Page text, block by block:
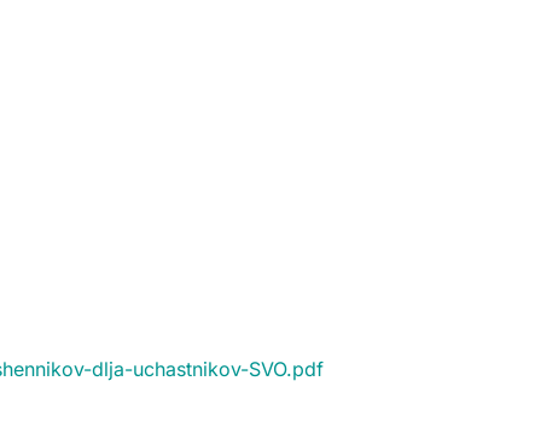
dlja-uchastnikov-SVO.pdf